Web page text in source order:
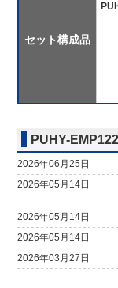
セット構成品
PUHY-
2026年06月25日
2026年05月14日
2026年05月14日
2026年05月14日
2026年03月27日